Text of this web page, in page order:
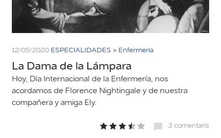
12/05/2020 ESPECIALIDADES > Enfermería
La Dama de la Lámpara
Hoy, Día Internacional de la Enfermería, nos
acordamos de Florence Nightingale y de nuestra
compañera y amiga Ely.
3 comentaris